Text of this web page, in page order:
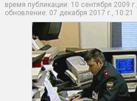
время публикации: 10 сентября 2009
обновление: 07 декабря 2017 г., 10:21